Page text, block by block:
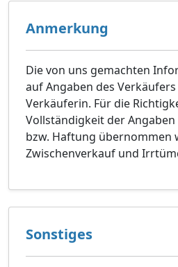
Anmerkung
Die von uns gemachten
auf Angaben des
Verkäuferin. Für die
Vollständigkeit der
bzw. Haftung übernommen
Zwischenverkauf und
Sonstiges